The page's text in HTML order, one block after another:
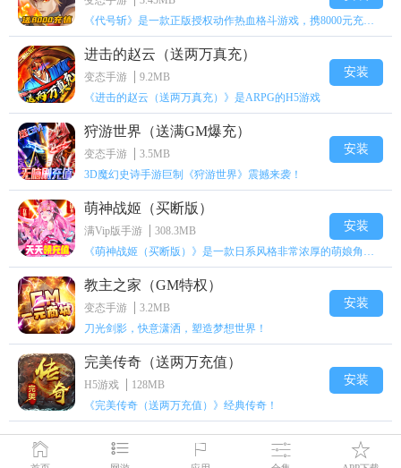
《代号斩》是一款正版授权动作热血格斗游戏，携8000元充值壕礼福利来袭！
进击的赵云（送两万真充）
变态手游
9.2MB
《进击的赵云（送两万真充）》是ARPG的H5游戏
安装
狩游世界（送满GM爆充）
变态手游
3.5MB
3D魔幻史诗手游巨制《狩游世界》震撼来袭！
安装
萌神战姬（买断版）
满Vip版手游
308.3MB
《萌神战姬（买断版）》是一款日系风格非常浓厚的萌娘角色扮演策略卡牌手游
安装
教主之家（GM特权）
变态手游
3.2MB
刀光剑影，快意潇洒，塑造梦想世界！
安装
完美传奇（送两万充值）
H5游戏
128MB
《完美传奇（送两万充值）》经典传奇！
安装